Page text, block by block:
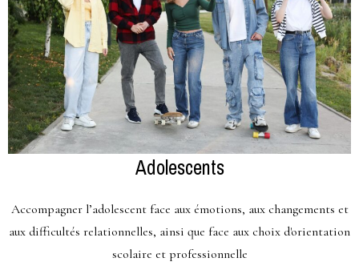
Adolescents
Accompagner l’adolescent face aux émotions, aux changements et
aux difficultés relationnelles, ainsi que face aux choix d'orientation
scolaire et professionnelle